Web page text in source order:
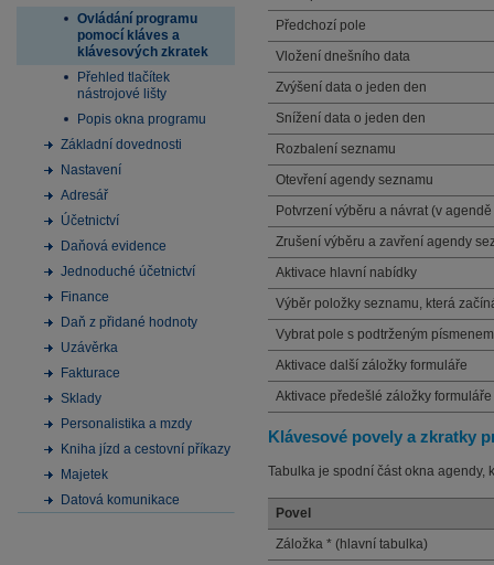
Ovládání programu
pomocí kláves a
klávesových zkratek
Přehled tlačítek
nástrojové lišty
Popis okna programu
Základní dovednosti
Nastavení
Adresář
Účetnictví
Daňová evidence
Jednoduché účetnictví
Finance
Daň z přidané hodnoty
Uzávěrka
Fakturace
Sklady
Personalistika a mzdy
Kniha jízd a cestovní příkazy
Majetek
Datová komunikace
Předchozí pole
Vložení dnešního data
Zvýšení data o jeden den
Snížení data o jeden den
Rozbalení seznamu
Otevření agendy seznamu
Potvrzení výběru a návrat (v
Zrušení výběru a zavření agendy
Aktivace hlavní nabídky
Výběr položky seznamu, která
Vybrat pole s podtrženým
Aktivace další záložky formuláře
Aktivace předešlé záložky formuláře
Klávesové povely a zkratky
Tabulka je spodní část okna agendy,
Povel
Záložka * (hlavní tabulka)